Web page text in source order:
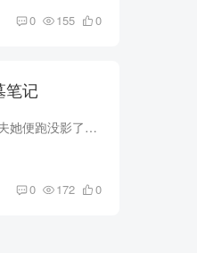
0 155 0
盗墓笔记
姜圆对硫酸厂熟悉，我一扭头的功夫她便跑没影了。 “抓.....！” “别叫！” “再叫弄死你！” 豆芽仔瞬间发难，从身后勒住了这人脖子。 我额头冒冷汗，心里砰砰乱跳。 现在夜深人静，这人喊这...
0 172 0